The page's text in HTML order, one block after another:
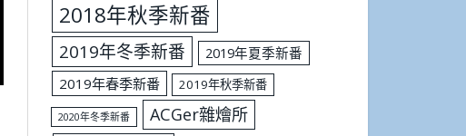
2018年秋季新番
2019年冬季新番
2019年夏季新番
2019年春季新番
2019年秋季新番
2020年冬季新番 ACGer雜燴所